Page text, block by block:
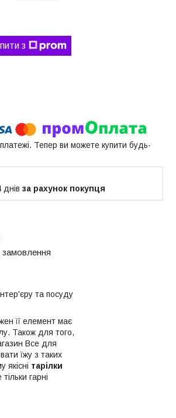
з
платежі. Тепер ви можете купити будь-
за рахунок покупця
та посуду
її елемент має
Також для того,
Все для
їжу з таких
тарілки
гарні